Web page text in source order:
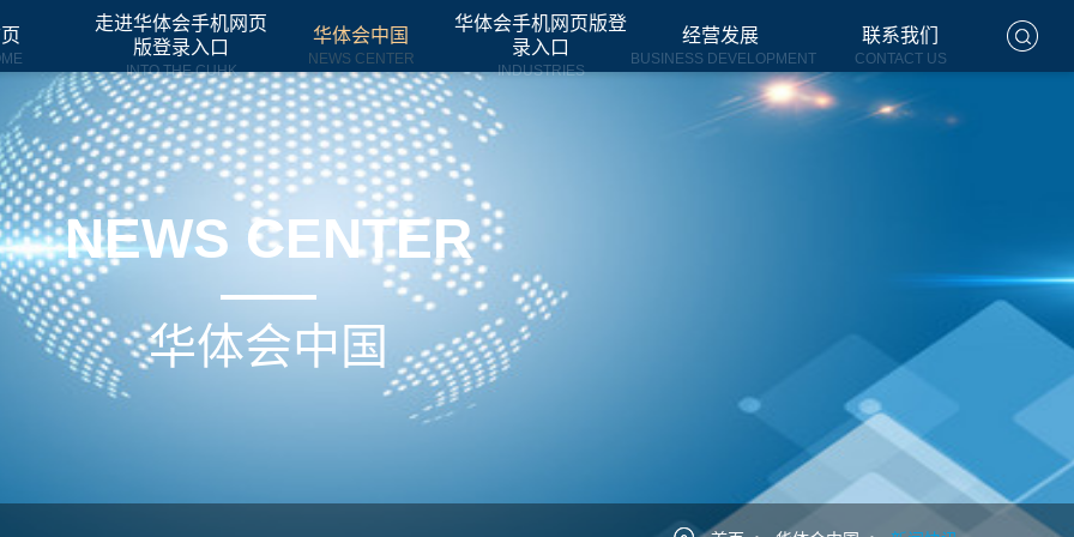
走进华体会手机网页
版登录入口
INTO THE CUHK
华体会中国
NEWS CENTER
华体会手机网页版登
录入口
INDUSTRIES
经营发展
BUSINESS DEVELOPMENT
联系我们
CONTACT US
NEWS CENTER
华体会中国